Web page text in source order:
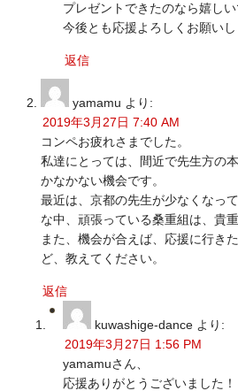
プレゼントできたのなら嬉しい
今後とも応援よろしくお願いし
返信
yamamu より:
2019年3月27日 7:40 AM
コンペお疲れさまでした。
私達にとっては、間近で先生方の
かなかない機会です。
最近は、京都の先生が少なくなっ
な中、頑張っている桑重組は、貴
また、機会が合えば、応援に行き
ど、教えてください。
返信
kuwashige-dance より:
2019年3月27日 1:56 PM
yamamuさん、
応援ありがとうございました！